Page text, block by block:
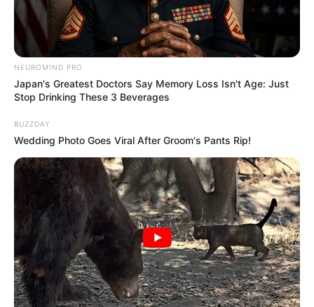
Meilleur Pronostic au Tiercé
Quarté Quinté
NEUROMIND PRO
Japan's Greatest Doctors Say Memory Loss Isn't Age: Just
Stop Drinking These 3 Beverages
BUZZDAY
Wedding Photo Goes Viral After Groom's Pants Rip!